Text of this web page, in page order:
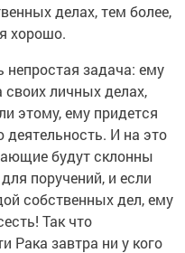
делах, тем более,
хорошо.
непростая задача: ему
своих личных делах,
этому, ему придется
И на это
будут склонны
поручений, и если
собственных дел, ему
Так что
Рака завтра ни у кого